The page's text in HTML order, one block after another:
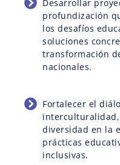
Desarrollar
profundización
los desafíos
soluciones
transformación
nacionales.
Fortalecer el
diversidad en la
prácticas
inclusivas.